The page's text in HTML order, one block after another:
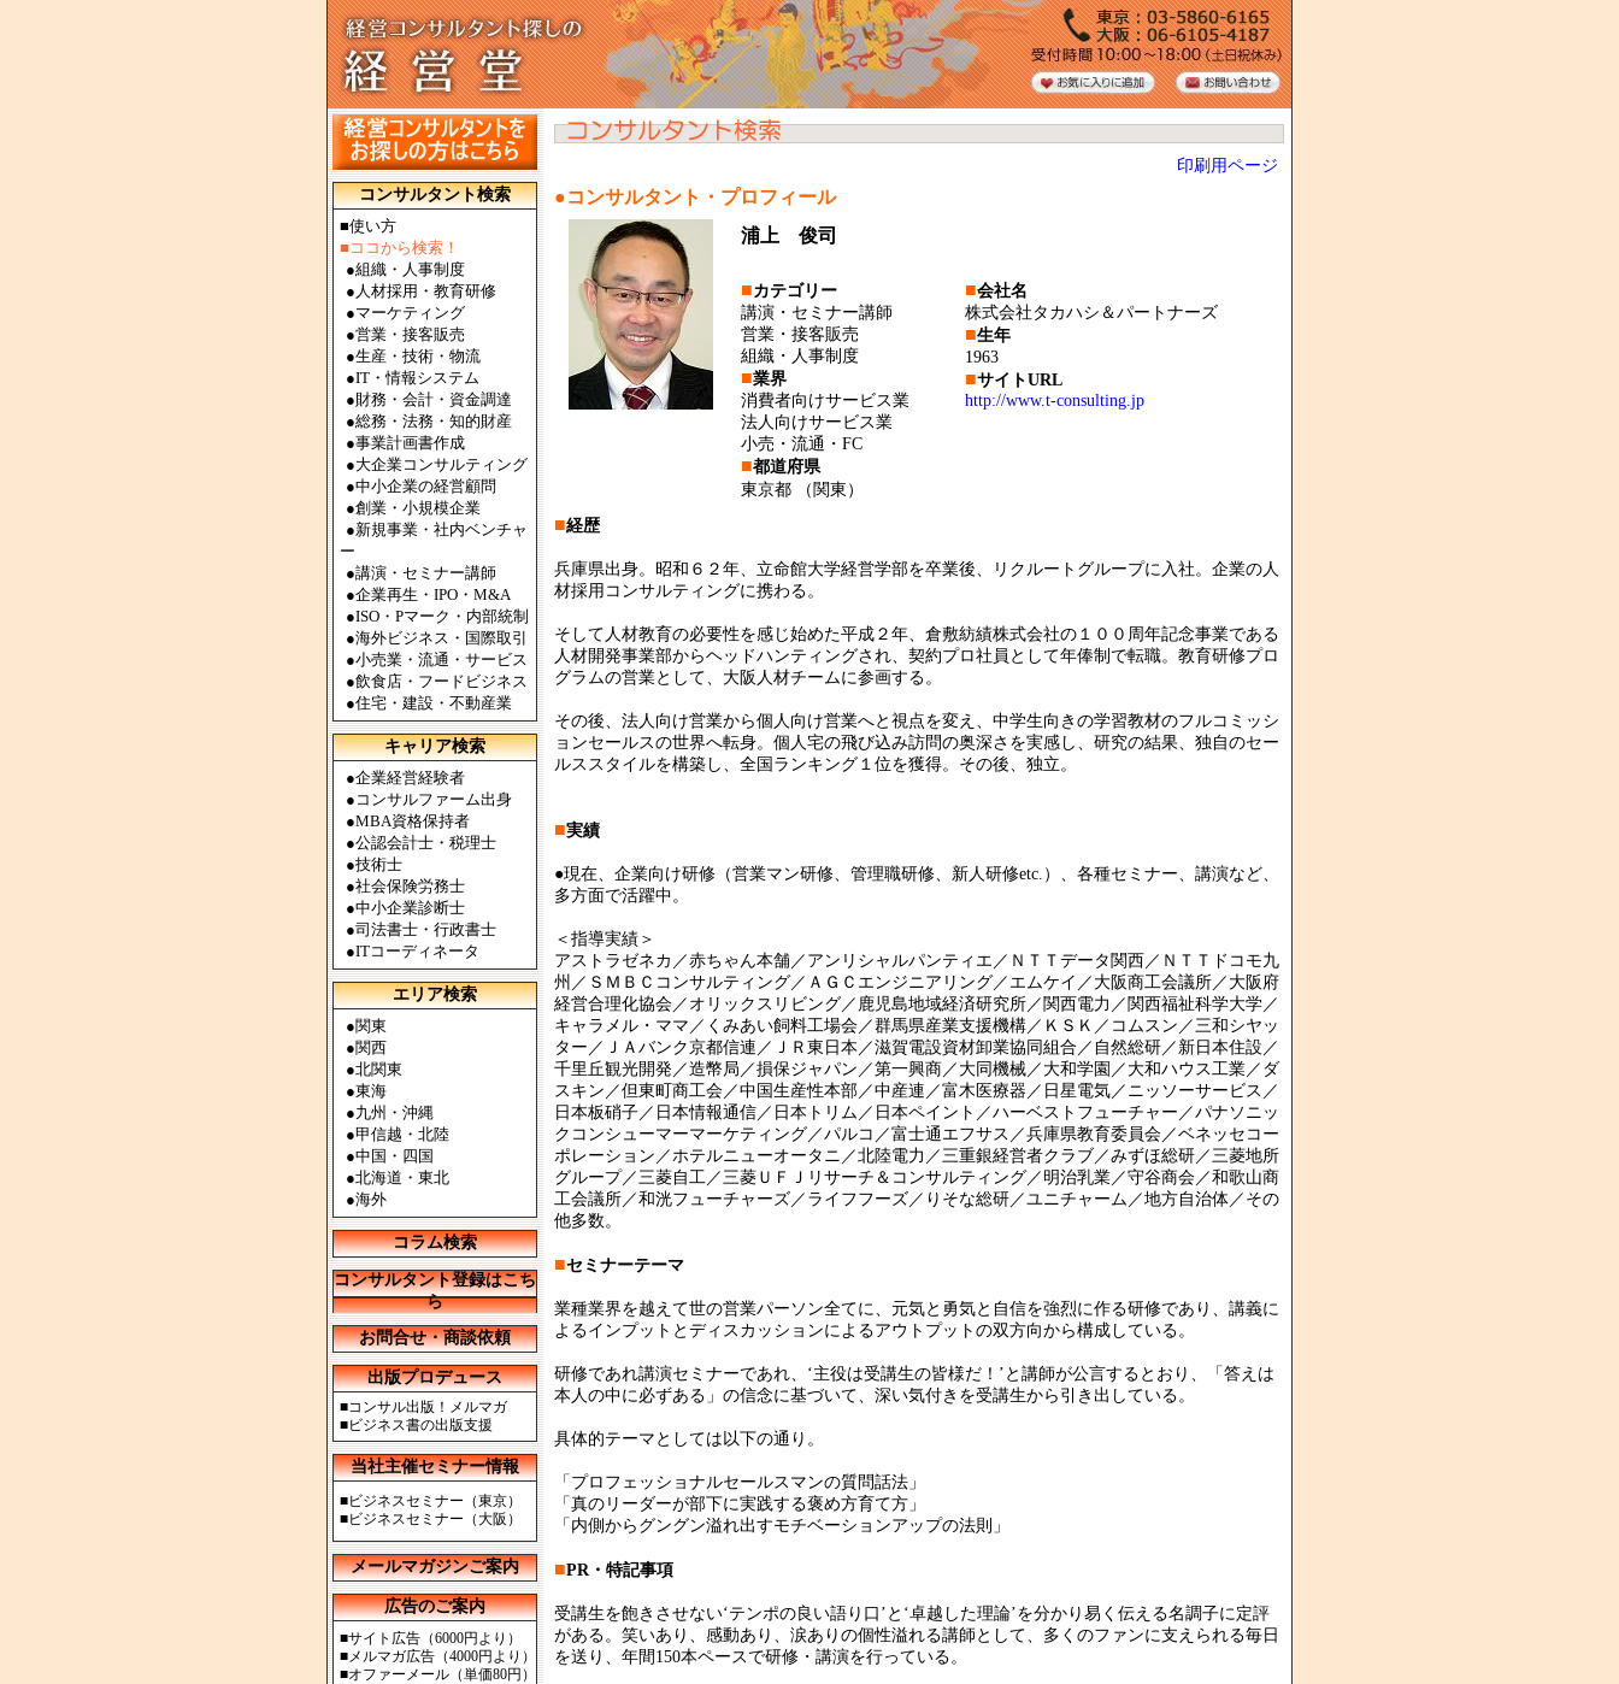
コンサルタント検索
■使い方
■ココから検索！
●組織・人事制度
● 人材採用・教育研修
●マーケティング
●営業・接客販売
●生産・技術・物流
●IT・情報システム
●財務・会計・資金調達
●総務・法務・知的財産
●事業計画書作成
●大企業コンサルティング
●中小企業の経営顧問
●創業・小規模企業
●新規事業・社内ベンチャ
ー
●講演・セミナー講師
●企業再生・IPO・M&A
●ISO・Pマーク・内部統制
●海外ビジネス・国際取引
●小売業・流通・サービス
●飲食店・フードビジネス
●住宅・建設・不動産業
キャリア検索
●企業経営経験者
● コンサルファーム出身
●MBA資格保持者
●公認会計士・税理士
●技術士
●社会保険労務士
●中小企業診断士
●司法書士・行政書士
●ITコーディネータ
エリア検索
●関東
●関西
●北関東
●東海
●九州・沖縄
●甲信越・北陸
●中国・四国
●北海道・東北
●海外
コラム検索
コンサルタント登録はこち
ら
お問合せ・商談依頼
出版プロデュース
■コンサル出版！メルマガ
■ビジネス書の出版支援
当社主催セミナー情報
■ビジネスセミナー（東京）
■ビジネスセミナー（大阪）
メールマガジンご案内
広告のご案内
■サイト広告（6000円より）
■メルマガ広告（4000円より）
■オファーメール（単価80円）
印刷用ページ
●コンサルタント・プロフィール
浦上 俊司
■カテゴリー
講演・セミナー講師
営業・接客販売
組織・人事制度
■業界
消費者向けサービス業
法人向けサービス業
小売・流通・FC
■都道府県
東京都
（関東）
■会社名
株式会社タカハシ＆パートナーズ
■生年
1963
■サイトURL
http://www.t-consulting.jp
■経歴
兵庫県出身。昭和６２年、立命館大学経営学部を卒業後、リクルートグループに入社。企業の人
材採用コンサルティングに携わる。
そして人材教育の必要性を感じ始めた平成２年、倉敷紡績株式会社の１００周年記念事業である
人材開発事業部からヘッドハンティングされ、契約プロ社員として年俸制で転職。教育研修プロ
グラムの営業として、大阪人材チームに参画する。
その後、法人向け営業から個人向け営業へと視点を変え、中学生向きの学習教材のフルコミッシ
ョンセールスの世界へ転身。個人宅の飛び込み訪問の奥深さを実感し、研究の結果、独自のセー
ルススタイルを構築し、全国ランキング１位を獲得。その後、独立。
■実績
●現在、企業向け研修（営業マン研修、管理職研修、新人研修etc.）、各種セミナー、講演など、
多方面で活躍中。
＜指導実績＞
アストラゼネカ／赤ちゃん本舗／アンリシャルパンティエ／ＮＴＴデータ関西／ＮＴＴドコモ九
州／ＳＭＢＣコンサルティング／ＡＧＣエンジニアリング／エムケイ／大阪商工会議所／大阪府
経営合理化協会／オリックスリビング／鹿児島地域経済研究所／関西電力／関西福祉科学大学／
キャラメル・ママ／くみあい飼料工場会／群馬県産業支援機構／ＫＳＫ／コムスン／三和シヤッ
ター／ＪＡバンク京都信連／ＪＲ東日本／滋賀電設資材卸業協同組合／自然総研／新日本住設／
千里丘観光開発／造幣局／損保ジャパン／第一興商／大同機械／大和学園／大和ハウス工業／ダ
スキン／但東町商工会／中国生産性本部／中産連／富木医療器／日星電気／ニッソーサービス／
日本板硝子／日本情報通信／日本トリム／日本ペイント／ハーベストフューチャー／パナソニッ
クコンシューマーマーケティング／パルコ／富士通エフサス／兵庫県教育委員会／ベネッセコー
ポレーション／ホテルニューオータニ／北陸電力／三重銀経営者クラブ／みずほ総研／三菱地所
グループ／三菱自工／三菱ＵＦＪリサーチ＆コンサルティング／明治乳業／守谷商会／和歌山商
工会議所／和洸フューチャーズ／ライフフーズ／りそな総研／ユニチャーム／地方自治体／その
他多数。
■セミナーテーマ
業種業界を越えて世の営業パーソン全てに、元気と勇気と自信を強烈に作る研修であり、講義に
よるインプットとディスカッションによるアウトプットの双方向から構成している。
研修であれ講演セミナーであれ、‘主役は受講生の皆様だ！’と講師が公言するとおり、「答えは
本人の中に必ずある」の信念に基づいて、深い気付きを受講生から引き出している。
具体的テーマとしては以下の通り。
「プロフェッショナルセールスマンの質問話法」
「真のリーダーが部下に実践する褒め方育て方」
「内側からグングン溢れ出すモチベーションアップの法則」
■PR・特記事項
受講生を飽きさせない‘テンポの良い語り口’と‘卓越した理論’を分かり易く伝える名調子に定評
がある。笑いあり、感動あり、涙ありの個性溢れる講師として、多くのファンに支えられる毎日
を送り、年間150本ペースで研修・講演を行っている。